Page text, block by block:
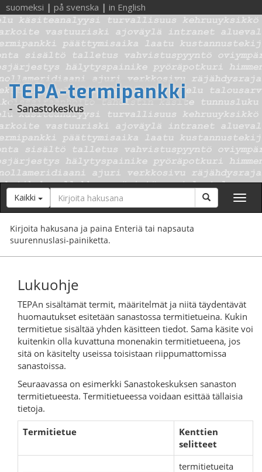
suomeksi | på svenska | in English
TEPA-termipankki
- Sanastokeskus
Kaikki Hakusana Hae